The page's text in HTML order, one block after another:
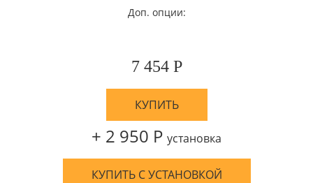
Доп. опции:
7 454 Р
КУПИТЬ
+ 2 950 Р установка
КУПИТЬ С УСТАНОВКОЙ